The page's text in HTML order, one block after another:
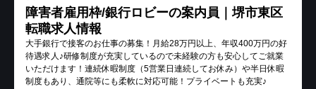
障害者雇用枠/銀行ロビーの案内員｜堺市東区
転職求人情報
大手銀行で接客のお仕事の募集！月給28万円以上、年収400万円の好
待遇求人♪研修制度が充実しているので未経験の方も安心してご就業
いただけます！連続休暇制度（5営業日連続してお休み）や半日休暇
制度もあり、通院等にも柔軟に対応可能！プライベートも充実♪